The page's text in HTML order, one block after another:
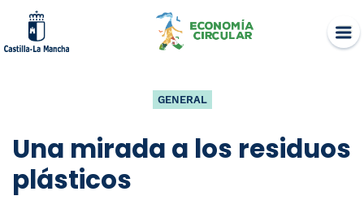
content
GENERAL
Una mirada a los residuos
plásticos